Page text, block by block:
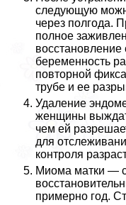
следующую
через полгода.
полное
восстановление
беременность
повторной
трубе и ее
Удаление
женщины
чем ей
для
контроля
Миома матки —
примерно год.